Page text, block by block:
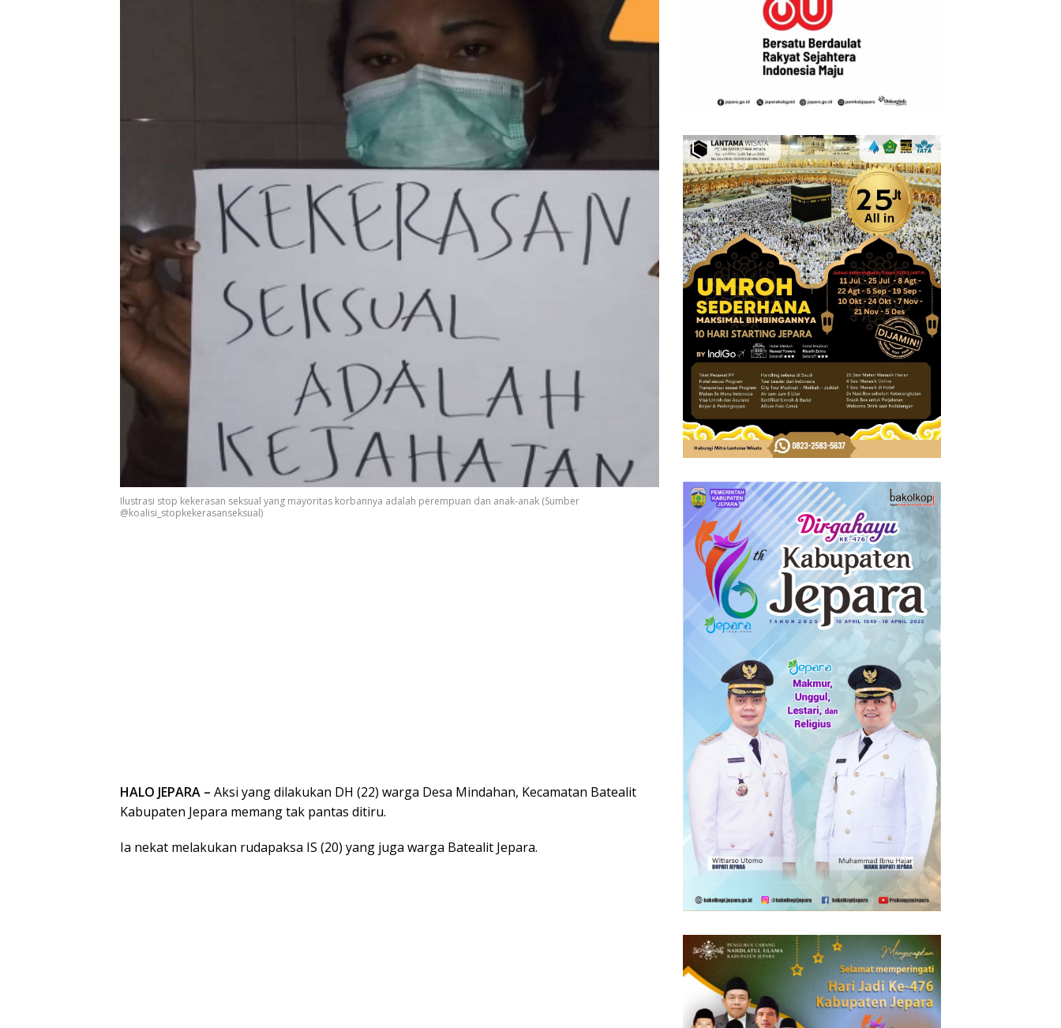
Ilustrasi stop kekerasan seksual yang mayoritas korbannya adalah perempuan dan anak-anak (Sumber
@koalisi_stopkekerasanseksual)
HALO JEPARA – Aksi yang dilakukan DH (22) warga Desa Mindahan, Kecamatan Batealit
Kabupaten Jepara memang tak pantas ditiru.
Ia nekat melakukan rudapaksa IS (20) yang juga warga Batealit Jepara.